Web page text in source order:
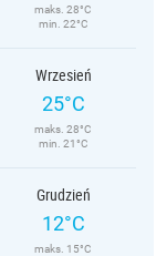
maks. 28°C
min. 22°C
Wrzesień
25°C
maks. 28°C
min. 21°C
Grudzień
12°C
maks. 15°C